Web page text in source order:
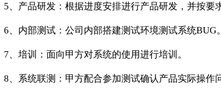
5、产品研发：根据进度安排进行产品研发，并按要
6、内部测试：公司内部搭建测试环境测试系统BUG
7、培训：面向甲方对系统的使用进行培训。
8、系统联测：甲方配合参加测试确认产品实际操作